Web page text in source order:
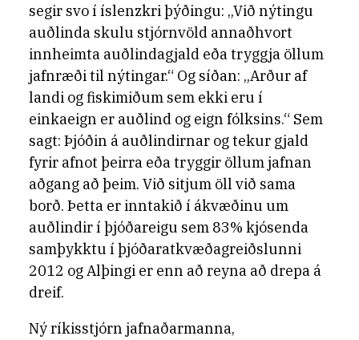
segir svo í íslenzkri þýðingu: „Við nýtingu
auðlinda skulu stjórnvöld annaðhvort
innheimta auðlindagjald eða tryggja öllum
jafnræði til nýtingar.“ Og síðan: „Arður af
landi og fiskimiðum sem ekki eru í
einkaeign er auðlind og eign fólksins.“ Sem
sagt: Þjóðin á auðlindirnar og tekur gjald
fyrir afnot þeirra eða tryggir öllum jafnan
aðgang að þeim. Við sitjum öll við sama
borð. Þetta er inntakið í ákvæðinu um
auðlindir í þjóðareigu sem 83% kjósenda
samþykktu í þjóðaratkvæðagreiðslunni
2012 og Alþingi er enn að reyna að drepa á
dreif.
Ný ríkisstjórn jafnaðarmanna,